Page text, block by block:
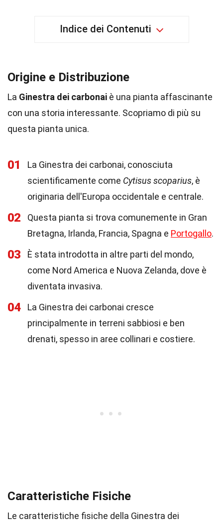
Indice dei Contenuti
Origine e Distribuzione
La Ginestra dei carbonai è una pianta affascinante
con una storia interessante. Scopriamo di più su
questa pianta unica.
01
La Ginestra dei carbonai, conosciuta
scientificamente come Cytisus scoparius, è
originaria dell'Europa occidentale e centrale.
02
Questa pianta si trova comunemente in Gran
Bretagna, Irlanda, Francia, Spagna e Portogallo.
03
È stata introdotta in altre parti del mondo,
come Nord America e Nuova Zelanda, dove è
diventata invasiva.
04
La Ginestra dei carbonai cresce
principalmente in terreni sabbiosi e ben
drenati, spesso in aree collinari e costiere.
Caratteristiche Fisiche
Le caratteristiche fisiche della Ginestra dei